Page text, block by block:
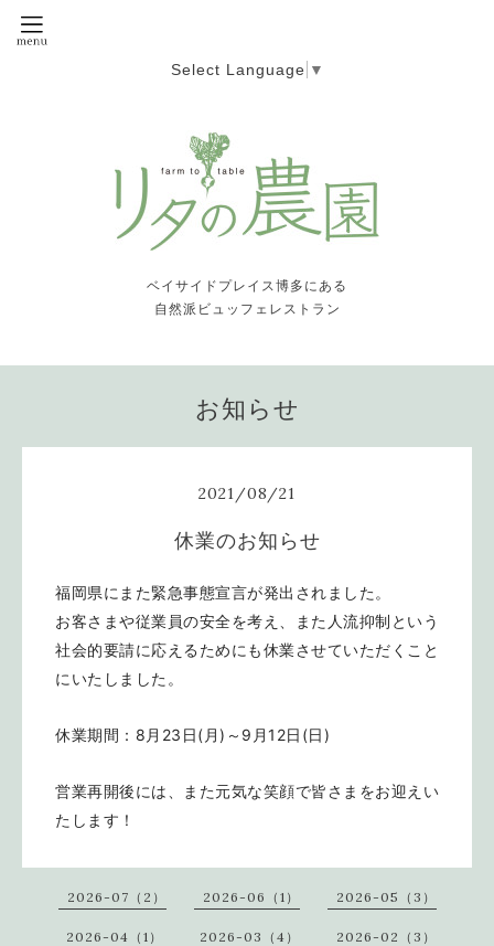
Select Language ▼
ベイサイドプレイス博多にある
自然派ビュッフェレストラン
お知らせ
2021/08/21
休業のお知らせ
福岡県にまた緊急事態宣言が発出されました。
お客さまや従業員の安全を考え、また人流抑制という
社会的要請に応えるためにも休業させていただくこと
にいたしました。
休業期間：8月23日(月)～9月12日(日)
営業再開後には、また元気な笑顔で皆さまをお迎えい
たします！
2026-07（2） 2026-06（1） 2026-05（3）
2026-04（1） 2026-03（4） 2026-02（3）